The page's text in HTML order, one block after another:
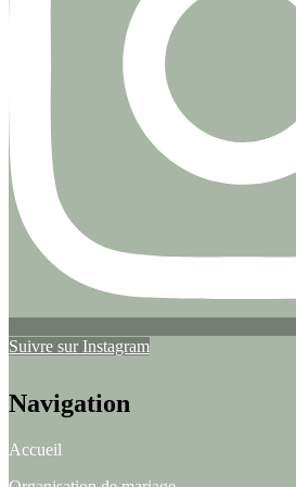
Suivre sur Instagram
Navigation
Accueil